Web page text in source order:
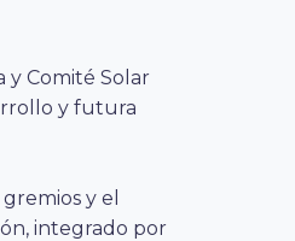
y Comité Solar
y futura
y el
integrado por